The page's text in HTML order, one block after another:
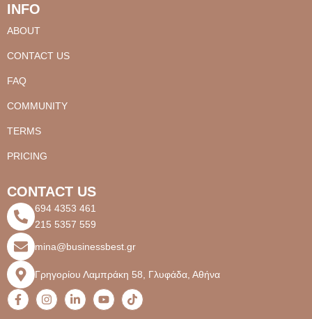
INFO
ABOUT
CONTACT US
FAQ
COMMUNITY
TERMS
PRICING
CONTACT US
694 4353 461
215 5357 559
mina@businessbest.gr
Γρηγορίου Λαμπράκη 58, Γλυφάδα, Αθήνα
F
a
I
n
L
i
Y
o
T
i